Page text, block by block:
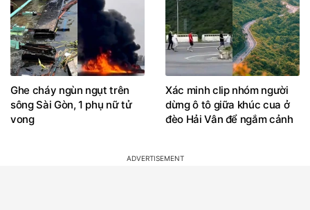
Ghe cháy ngùn ngụt trên
sông Sài Gòn, 1 phụ nữ tử
vong
Xác minh clip nhóm người
dừng ô tô giữa khúc cua ở
đèo Hải Vân để ngắm cảnh